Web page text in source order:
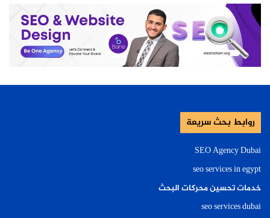
روابط بحث سريعة
SEO Agency Dubai
seo services in egypt
خدمات تحسين محركات البحث
seo services dubai